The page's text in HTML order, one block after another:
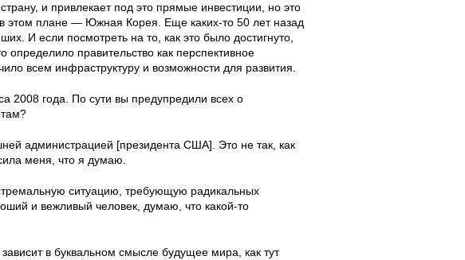
и привлекает под это прямые инвестиции, но это
этом плане — Южная Корея. Еще каких-то 50 лет назад
И если посмотреть на то, как это было достигнуто,
определило правительство как перспективное
всем инфраструктуру и возможности для развития.
2008 года. По сути вы предупредили всех о
администрацией [президента США]. Это не так, как
меня, что я думаю.
ситуацию, требующую радикальных
и вежливый человек, думаю, что какой-то
в буквальном смысле будущее мира, как тут